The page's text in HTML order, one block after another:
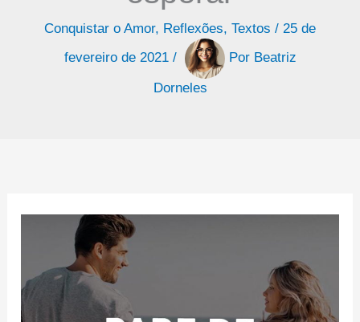
Conquistar o Amor, Reflexões, Textos / 25 de
fevereiro de 2021 / Por Beatriz
Dorneles